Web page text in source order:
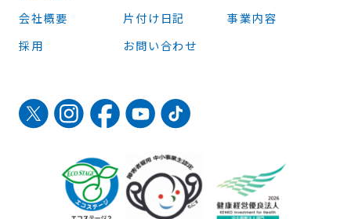
会社概要 片付け日記 事業内容
採用 お問い合わせ